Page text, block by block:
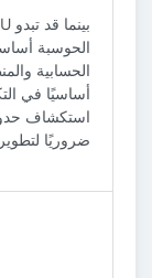
الحوسبة
أساسيًا في
ضروريًا